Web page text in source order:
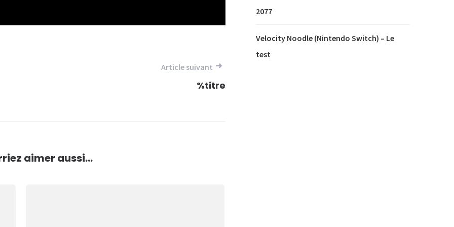
Article suivant
%titre
aimer aussi...
2077
Velocity Noodle (Nintendo Switch) – Le
test